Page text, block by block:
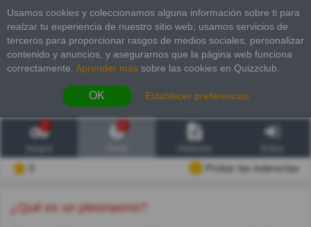
Usamos cookies y coleccionamos alguna información sobre ti para
realzar tu experiencia de nuestro sitio web; usamos servicios de
terceros para proporcionar rasgos de medios sociales, personalizar
contenido y anuncios, y asegurarnos que la página web funciona
correctamente. Aprender más sobre las cookies en Quizzclub.
OK Establecer preferencias
2
Probar las inderectas
¿Qué es un pleonasmo?